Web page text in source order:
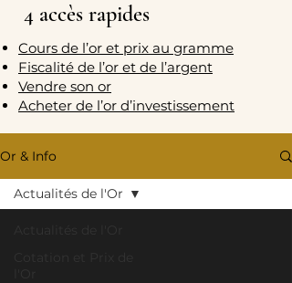
4 accès rapides
Cours de l’or et prix au gramme
Fiscalité de l’or et de l’argent
Vendre son or
Acheter de l’or d’investissement
Or & Info
Actualités de l'Or